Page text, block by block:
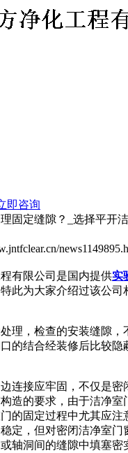
即咨询
理固定缝隙？_选择平开
有限公司是国内提供实
此为大家介绍过该公司
理，检查的安装缝隙，
的结合经装修后比较隐
连接应牢固，不仅是密
造的要求，由于洁净室
的固定过程中尤其应注
定，但对密闭洁净室门
轴洞间的缝隙中填塞密